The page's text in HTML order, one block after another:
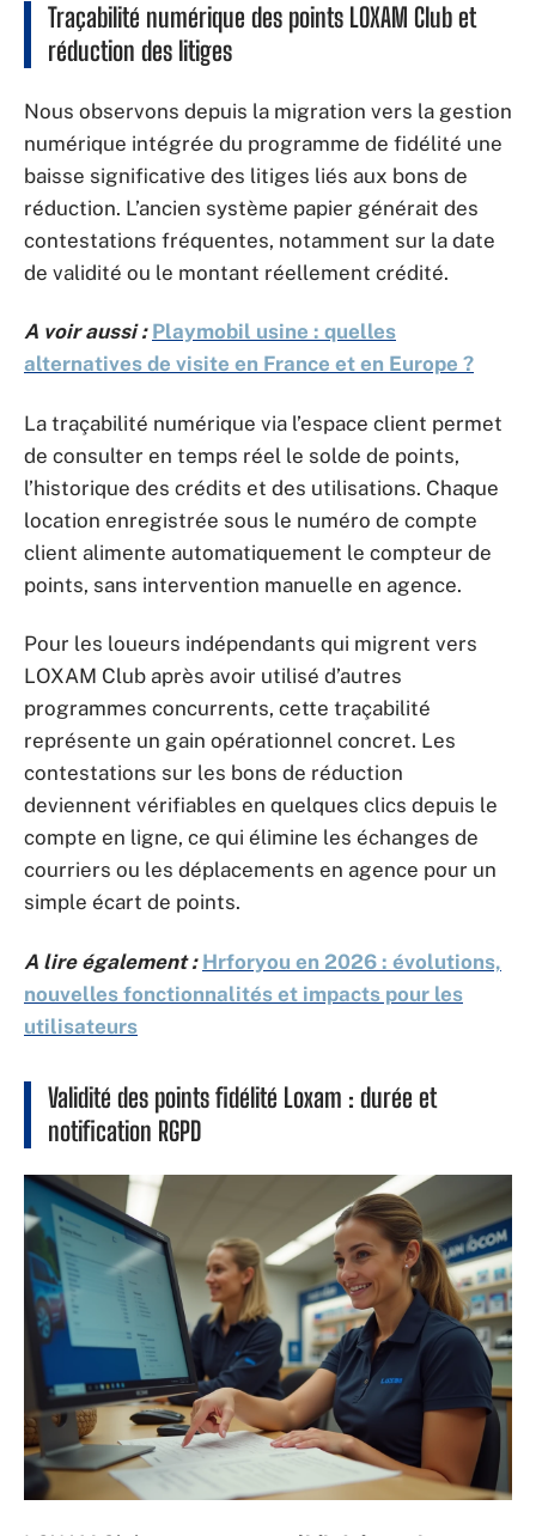
Traçabilité numérique des points LOXAM Club et
réduction des litiges
Nous observons depuis la migration vers la gestion
numérique intégrée du programme de fidélité une
baisse significative des litiges liés aux bons de
réduction. L’ancien système papier générait des
contestations fréquentes, notamment sur la date
de validité ou le montant réellement crédité.
A voir aussi : Playmobil usine : quelles
alternatives de visite en France et en Europe ?
La traçabilité numérique via l’espace client permet
de consulter en temps réel le solde de points,
l’historique des crédits et des utilisations. Chaque
location enregistrée sous le numéro de compte
client alimente automatiquement le compteur de
points, sans intervention manuelle en agence.
Pour les loueurs indépendants qui migrent vers
LOXAM Club après avoir utilisé d’autres
programmes concurrents, cette traçabilité
représente un gain opérationnel concret. Les
contestations sur les bons de réduction
deviennent vérifiables en quelques clics depuis le
compte en ligne, ce qui élimine les échanges de
courriers ou les déplacements en agence pour un
simple écart de points.
A lire également : Hrforyou en 2026 : évolutions,
nouvelles fonctionnalités et impacts pour les
utilisateurs
Validité des points fidélité Loxam : durée et
notification RGPD